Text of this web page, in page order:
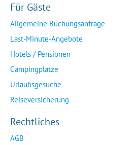
Für Gäste
Allgemeine Buchungsanfrage
Last-Minute-Angebote
Hotels / Pensionen
Campingplätze
Urlaubsgesuche
Reiseversicherung
Rechtliches
AGB